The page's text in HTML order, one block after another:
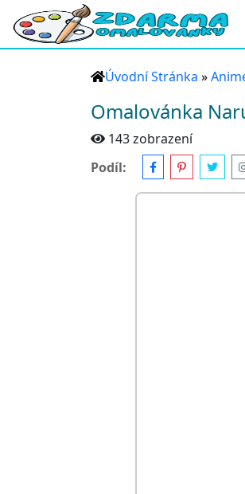
Úvodní Stránka »
Omalovánka
143 zobrazení
Podíl: